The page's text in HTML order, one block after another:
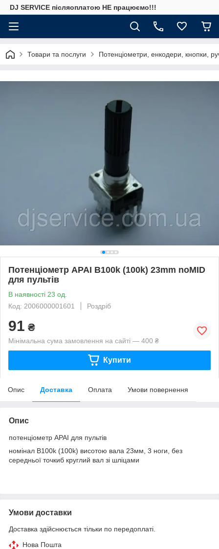
DJ SERVICE пiсляоплатою НЕ працюємо!!!
Товари та послуги Потенціометри, енкодери, кнопки,
Потенціометр APAI B100k (100k) 23mm noMID
для пультів
В наявності 23 од.
Код: 2006000001601
Роздріб
91 ₴
Мінімальна сума замовлення на сайті — 400 ₴
Купити
Опис Доставка Оплата Умови повернення
Опис
потенціометр APAI для пультів
номінал B100k (100k) висотою вала 23мм, 3 ноги, без
середньої точкиб круглий вал зі шліцами
Умови доставки
Доставка здійснюється тільки по передоплаті.
Нова Пошта